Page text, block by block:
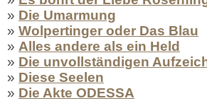
» Die Umarmung
» Wolpertinger oder Das Blau
» Alles andere als ein Held
» Die unvollständigen
» Diese Seelen
» Die Akte ODESSA